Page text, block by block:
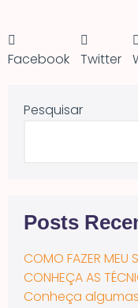
Facebook Twitter
Pesquisar
Posts
COMO FAZER MEU
CONHEÇA AS
Conheça